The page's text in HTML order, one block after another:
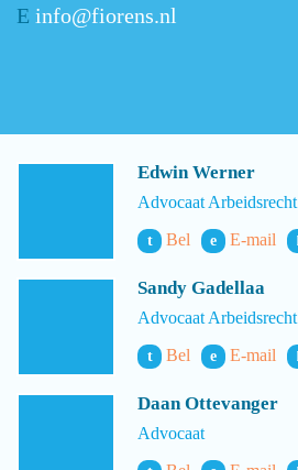
E info@fiorens.nl
Edwin Werner
Advocaat Arbeidsrecht
t Bel e E-mail
Sandy Gadellaa
Advocaat Arbeidsrecht
t Bel e E-mail
Daan Ottevanger
Advocaat